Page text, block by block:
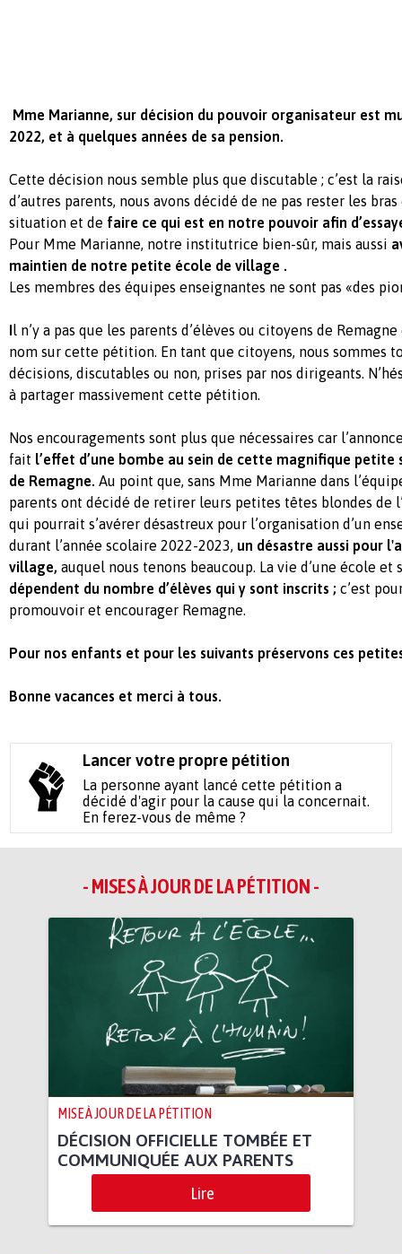
Mme Marianne, sur décision du pouvoir organisateur est
2022, et à quelques années de sa pension.
Cette décision nous semble plus que discutable ; c’est la
d’autres parents, nous avons décidé de ne pas rester les
situation et de faire ce qui est en notre pouvoir afin
Pour Mme Marianne, notre institutrice bien-sûr, mais aussi
maintien de notre petite école de village .
Les membres des équipes enseignantes ne sont pas «des
Il n’y a pas que les parents d’élèves ou citoyens de
nom sur cette pétition. En tant que citoyens, nous sommes
décisions, discutables ou non, prises par nos dirigeants.
à partager massivement cette pétition.
Nos encouragements sont plus que nécessaires car
fait l’effet d’une bombe au sein de cette magnifique petite
de Remagne. Au point que, sans Mme Marianne dans
parents ont décidé de retirer leurs petites têtes blondes de
qui pourrait s’avérer désastreux pour l’organisation d’un
durant l’année scolaire 2022-2023, un désastre aussi pour
village, auquel nous tenons beaucoup. La vie d’une école et
dépendent du nombre d’élèves qui y sont inscrits ; c’est
promouvoir et encourager Remagne.
Pour nos enfants et pour les suivants préservons ces
Bonne vacances et merci à tous.
Lancer votre propre pétition
La personne ayant lancé cette pétition a
décidé d'agir pour la cause qui la concernait.
En ferez-vous de même ?
- MISES À JOUR DE LA PÉTITION -
MISE À JOUR DE LA PÉTITION
DÉCISION OFFICIELLE TOMBÉE ET
COMMUNIQUÉE AUX PARENTS
Lire